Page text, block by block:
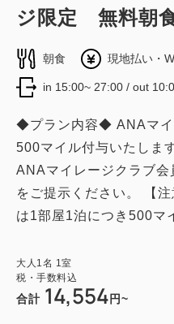
ジ限定 無料朝
朝食 現地払い・
in 15:00~ 27:00 / out
◆プラン内容◆ ANAマイ
500マイル付与いたしま
ANAマイレージクラブ会
をご提示ください。 【
は1部屋1泊につき500マ
大人 1名 1室
税・手数料込
合計 14,554 円~